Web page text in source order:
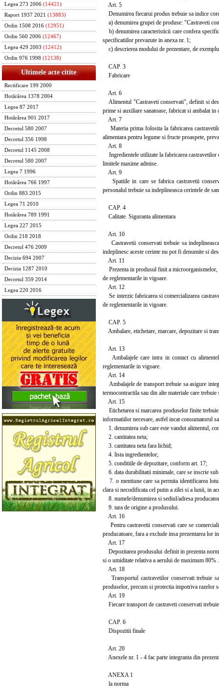
Legea 273 2006 (14421)
Raport 1937 2021 (13883)
Ordin 1508 2016 (12951)
Ordin 560 2006 (12467)
Legea 429 2003 (12412)
Ordin 976 1998 (12138)
Ultimele acte citite
Rectificare 199 2000
Hotărârea 1378 2004
Legea 87 2017
Hotărârea 901 2017
Decretul 580 2007
Decretul 356 1998
Decretul 1145 2008
Decretul 580 2007
Legea 7 1996
Hotărârea 766 1997
Ordin 883 2015
Legea 71 2010
Hotărârea 789 1991
Legea 227 2015
Ordin 218 2018
Decretul 476 2009
Decizia 694 2007
Decizia 1287 2010
Decretul 359 2014
Legea 220 2016
Art. 5
Denumirea fiecarui produs trebuie sa indice
a) denumirea grupei de produse: "Castraveti
b) denumirea caracteristicii care confera
specificatiilor prevazute in anexa nr. 1;
c) descrierea modului de prezentare, de
CAP. 3
Fabricare
Art. 6
Alimentul "Castraveti conservati", definit si
prime si auxiliare sanatoase, fabricat si ambalat
Art. 7
Materia prima folosita la fabricarea
alimentara pentru legume si fructe proaspete,
Art. 8
Ingredientele utilizate la fabricarea castravetilor
limitele maxime admise.
Art. 9
Spatiile in care se fabrica castravetii
personalul trebuie sa indeplineasca cerintele de
CAP. 4
Calitate. Siguranta alimentara
Art. 10
Castravetii conservati trebuie sa
indeplinesc aceste cerinte nu pot fi denumite si
Art. 11
Prezenta in produsul finit a microorganismelor,
de reglementarile in vigoare.
Art. 12
Se interzic fabricarea si comercializarea
de reglementarile in vigoare.
CAP. 5
Ambalare, etichetare, marcare, depozitare si
Art. 13
Ambalajele care intra in contact cu
reglementarile in vigoare.
Art. 14
Ambalajele de transport trebuie sa asigure
termocontractila sau din alte materiale care
Art. 15
Etichetarea si marcarea produselor finite
informatiilor necesare, astfel incat consumatorul
1. denumirea sub care este vandut alimentul,
2. cantitatea neta;
3. cantitatea neta fara lichid;
4. lista ingredientelor;
5. conditiile de depozitare, conform art. 17;
6. data durabilitatii minimale, care se inscrie
7. o mentiune care sa permita identificarea
clara si necodificata cel putin a zilei si a lunii, in
8. numele/denumirea si sediul/adresa
9. tara de origine a produsului.
Art. 16
Pentru castravetii conservati care se
producatoare, fara a exclude insa prezentarea lor
Art. 17
Depozitarea produsului definit in prezenta
si o umiditate relativa a aerului de maximum 80% .
Art. 18
Transportul castravetilor conservati trebuie
produselor, precum si protectia impotriva razelor
Art. 19
Fiecare transport de castraveti conservati
CAP. 6
Dispozitii finale
Art. 20
Anexele nr. 1 - 4 fac parte integranta din
ANEXA 1
la norma